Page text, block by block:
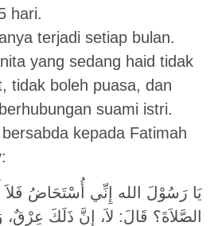
hari.
terjadi setiap bulan.
yang sedang haid tidak
tidak boleh puasa, dan
suami istri.
kepada Fatimah
يَا رَسُوْلَ الله إِنِّي أُسْتَحَاضُ فَلاَ
الصَّلاَةَ؟ قَالَ: لاَ، إِنَّ ذَلَكَ